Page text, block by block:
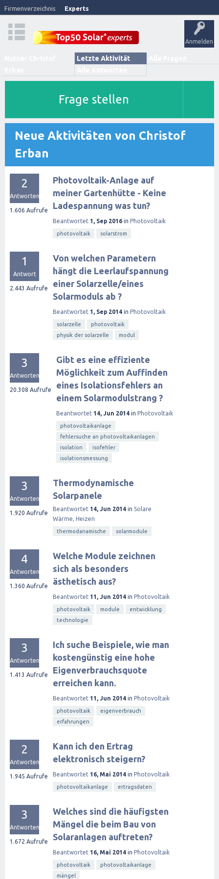
Firmenverzeichnis Experts
Anmelden
Letzte Aktivität
Frage stellen
Neue Aktivitäten von Christof
Erban
2
Antworten
1.606 Aufrufe
Photovoltaik-Anlage auf
meiner Gartenhütte - Keine
Ladespannung was tun?
Beantwortet 1, Sep 2016 in Photovoltaik
photovoltaik solarstrom
1
Antwort
2.443 Aufrufe
Von welchen Parametern
hängt die Leerlaufspannung
einer Solarzelle/eines
Solarmoduls ab ?
Beantwortet 1, Sep 2014 in Photovoltaik
solarzelle
photovoltaik
physik der solarzelle
modul
3
Antworten
20.308 Aufrufe
Gibt es eine effiziente
Möglichkeit zum Auffinden
eines Isolationsfehlers an
einem Solarmodulstrang ?
Beantwortet 14, Jun 2014 in Photovoltaik
photovoltaikanlage
fehlersuche an photovoltaikanlagen
isolation
isofehler
isolationsmessung
3
Antworten
1.920 Aufrufe
Thermodynamische
Solarpanele
Beantwortet 14, Jun 2014 in Solare
Wärme, Heizen
thermodanamische solarmodule
4
Antworten
1.360 Aufrufe
Welche Module zeichnen
sich als besonders
ästhetisch aus?
Beantwortet 11, Jun 2014 in Photovoltaik
photovoltaik module
entwicklung
technologie
3
Antworten
1.413 Aufrufe
Ich suche Beispiele, wie man
kostengünstig eine hohe
Eigenverbrauchsquote
erreichen kann.
Beantwortet 11, Jun 2014 in Photovoltaik
photovoltaik
eigenverbrauch
erfahrungen
2
Antworten
1.945 Aufrufe
Kann ich den Ertrag
elektronisch steigern?
Beantwortet 16, Mai 2014 in Photovoltaik
photovoltaikanlage ertragsdaten
3
Antworten
1.672 Aufrufe
Welches sind die häufigsten
Mängel die beim Bau von
Solaranlagen auftreten?
Beantwortet 16, Mai 2014 in Photovoltaik
photovoltaik
photovoltaikanlage
mängel